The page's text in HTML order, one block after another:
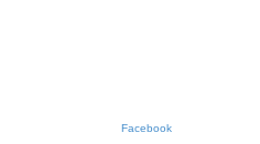
Facebook